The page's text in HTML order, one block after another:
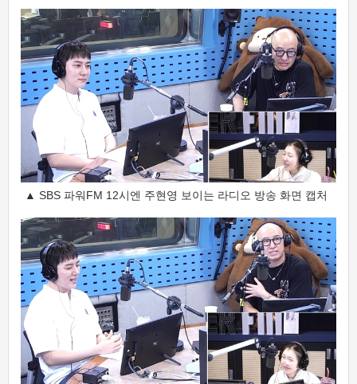
▲ SBS 파워FM 12시엔 주현영 보이는 라디오 방송 화면 캡처